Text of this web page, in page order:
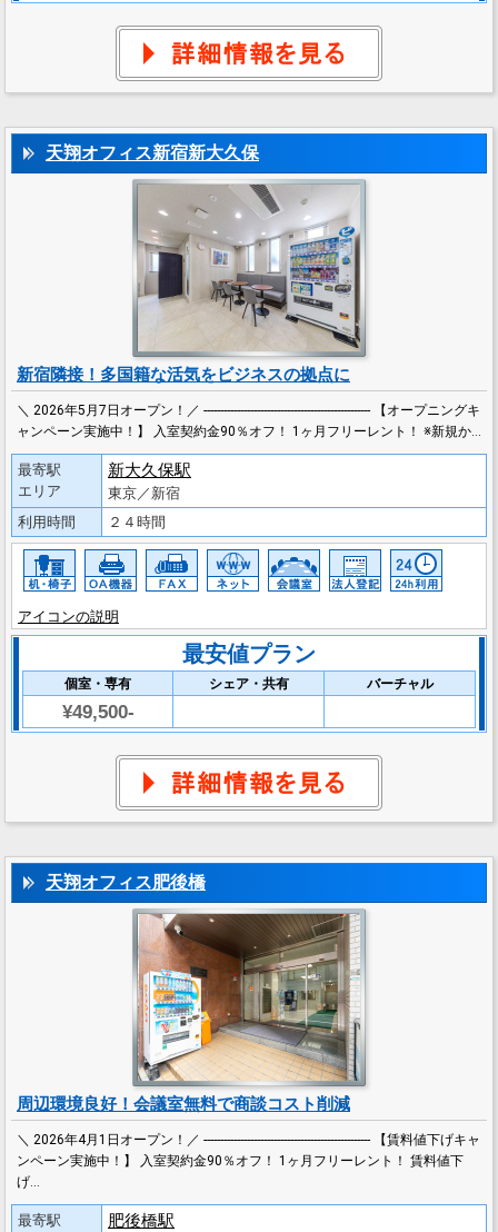
天翔オフィス新宿新大久保
新宿隣接！多国籍な活気をビジネスの拠点に
＼ 2026年5月7日オープン！／ -------------------------------------------------- 【オープニングキ
ャンペーン実施中！】 入室契約金90％オフ！ 1ヶ月フリーレント！ ※新規か…
最寄駅
エリア
新大久保駅
東京／新宿
利用時間
２４時間
アイコンの説明
最安値プラン
個室・専有 シェア・共有 バーチャル
¥49,500-
天翔オフィス肥後橋
周辺環境良好！会議室無料で商談コスト削減
＼ 2026年4月1日オープン！／ -------------------------------------------------- 【賃料値下げキャ
ンペーン実施中！】 入室契約金90％オフ！ 1ヶ月フリーレント！ 賃料値下
げ…
最寄駅
肥後橋駅